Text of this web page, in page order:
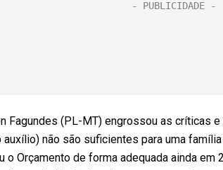
Fagundes (PL-MT) engrossou as críticas
auxílio) não são suficientes para uma
o Orçamento de forma adequada ainda